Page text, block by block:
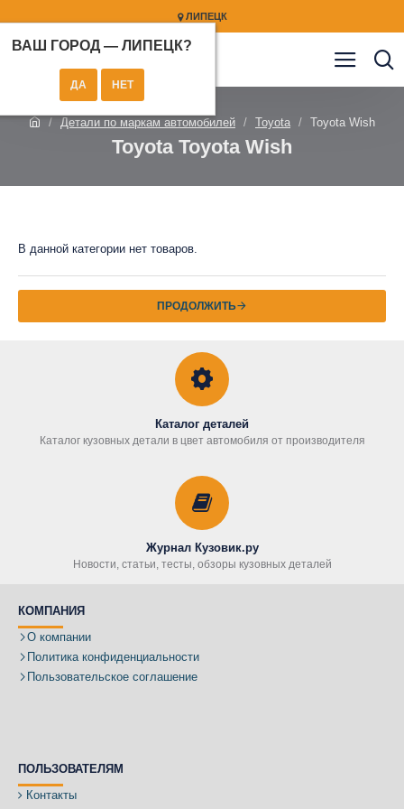
ЛИПЕЦК
ВАШ ГОРОД — ЛИПЕЦК?
Детали по маркам автомобилей Toyota Toyota Wish
Toyota Toyota Wish
В данной категории нет товаров.
ПРОДОЛЖИТЬ
Каталог деталей
Каталог кузовных детали в цвет автомобиля от производителя
Журнал Кузовик.ру
Новости, статьи, тесты, обзоры кузовных деталей
КОМПАНИЯ
О компании
Политика конфиденциальности
Пользовательское соглашение
ПОЛЬЗОВАТЕЛЯМ
Контакты